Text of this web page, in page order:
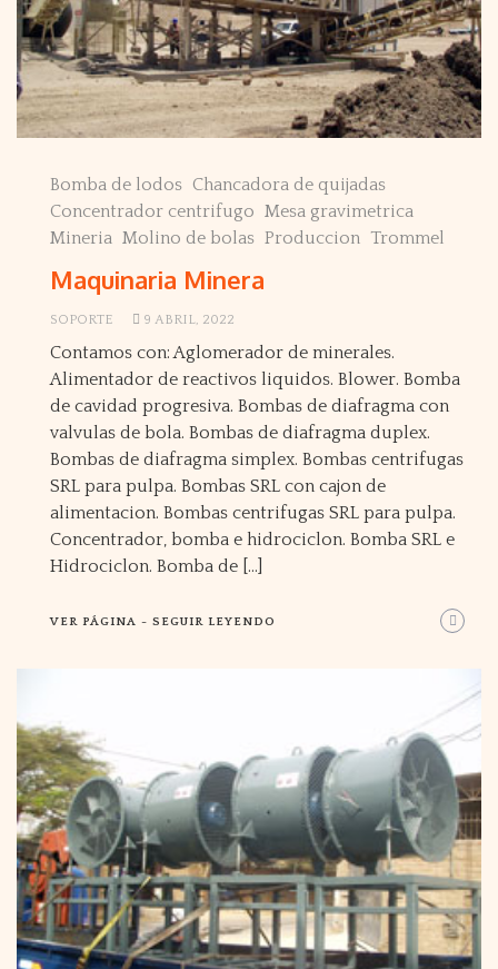
Bomba de lodos Chancadora de quijadas
Concentrador centrifugo Mesa gravimetrica
Mineria Molino de bolas Produccion Trommel
Maquinaria Minera
SOPORTE 9 ABRIL, 2022
Contamos con: Aglomerador de minerales.
Alimentador de reactivos liquidos. Blower. Bomba
de cavidad progresiva. Bombas de diafragma con
valvulas de bola. Bombas de diafragma duplex.
Bombas de diafragma simplex. Bombas centrifugas
SRL para pulpa. Bombas SRL con cajon de
alimentacion. Bombas centrifugas SRL para pulpa.
Concentrador, bomba e hidrociclon. Bomba SRL e
Hidrociclon. Bomba de […]
VER PÁGINA - SEGUIR LEYENDO